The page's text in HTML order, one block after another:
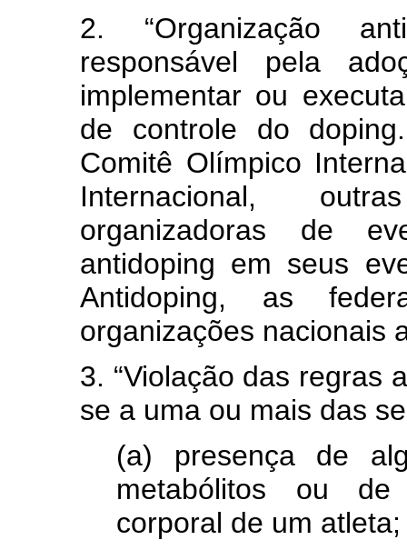
2. “Organização
responsável pela
implementar ou
de controle do
Comitê Olímpico
Internacional,
organizadoras de
antidoping em seus
Antidoping, as
organizações nacionais
3. “Violação das regras
se a uma ou mais das
(a) presença de
metabólitos ou
corporal de um atleta;